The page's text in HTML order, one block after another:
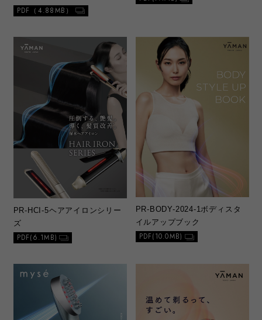
PDF（4.88MB）
PR-HCI-5ヘアアイロンシリー
ズ
PDF(6.1MB)
PR-BODY-2024-1ボディスタ
イルアップブック
PDF(10.0MB)